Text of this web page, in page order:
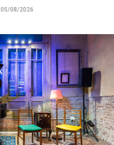
05/08/2026